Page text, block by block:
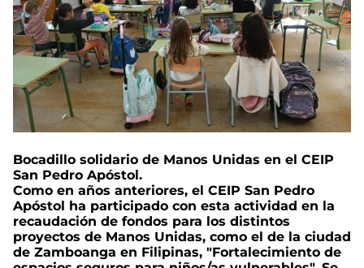
Bocadillo solidario de Manos Unidas en el CEIP
San Pedro Apóstol.
Como en años anteriores, el CEIP San Pedro
Apóstol ha participado con esta actividad en la
recaudación de fondos para los distintos
proyectos de Manos Unidas, como el de la ciudad
de Zamboanga en Filipinas, "Fortalecimiento de